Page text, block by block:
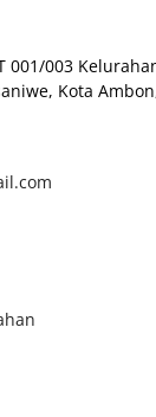
001/003
Kota